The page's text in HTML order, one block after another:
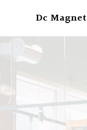
Dc Magnet